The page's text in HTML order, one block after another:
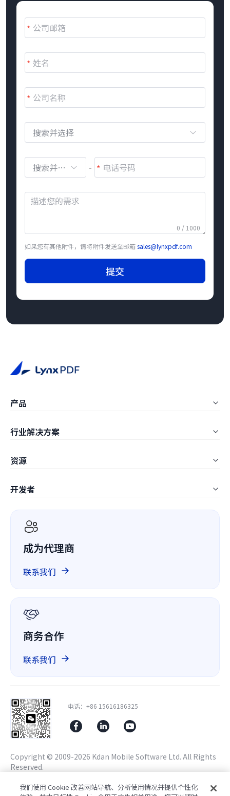
搜索并选择
搜索并选择 -
0 / 1000
如果您有其他附件，请将附件发送至邮箱sales@lynxpdf.com
提交
产品
LynxPDF Web
管理控制台
行业解决方案
制造业
IT服务
医疗保健
金融
资源
白皮书
客户案例
开发者
ComPDF SDK
ComPDF AI
ComPDF Cloud
GitHub 上的 ComPDF
成为代理商
联系我们
商务合作
联系我们
Copyright © 2009-2026 Kdan Mobile Software Ltd. All Rights
Reserved.
电话：+86 15616186325
我们使用 Cookie 改善网站导航、分析使用情况并提供个性化